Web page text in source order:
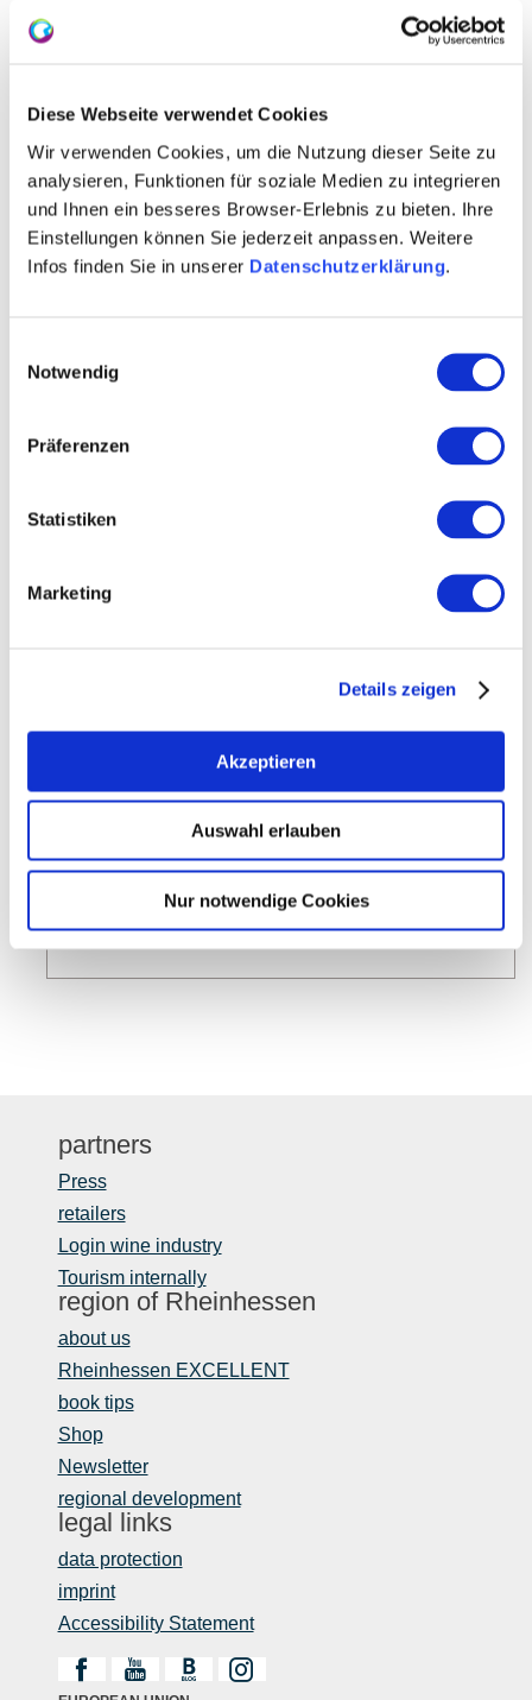
Diese Webseite verwendet Cookies
Wir verwenden Cookies, um die Nutzung dieser Seite zu
analysieren, Funktionen für soziale Medien zu integrieren
und Ihnen ein besseres Browser-Erlebnis zu bieten. Ihre
Einstellungen können Sie jederzeit anpassen. Weitere
Infos finden Sie in unserer Datenschutzerklärung.
Notwendig
Präferenzen
Statistiken
Marketing
Details zeigen
Akzeptieren
Auswahl erlauben
Nur notwendige Cookies
MORE DATES
VENUE
More events nearby
Special exhibition
learn more
partners
Press
retailers
Login wine industry
Tourism internally
region of Rheinhessen
about us
Rheinhessen EXCELLENT
book tips
Shop
Newsletter
regional development
legal links
data protection
imprint
Accessibility Statement